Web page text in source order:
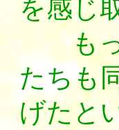
を感じ
もっと
たちも
げたと